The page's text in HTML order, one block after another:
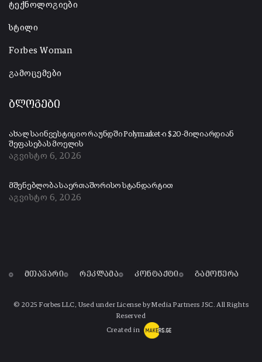
ტექნოლოგიები
სტილი
Forbes Woman
გამოცემები
ბლოგები
ახალ საინვესტიციო რაუნდში Polymarket-ი $20-მილიარდიან
შეფასებას მოელის
აგვისტო 6, 2026
მშენებლობა საერთაშორისო სტანდარტით
აგვისტო 6, 2026
მთავარი რეკლამა კონტაქტი გამოწერა
© 2025 Forbes LLC, Used under License by Media Partners JSC. All Rights
Reserved
Created in